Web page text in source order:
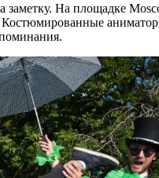
На площадке